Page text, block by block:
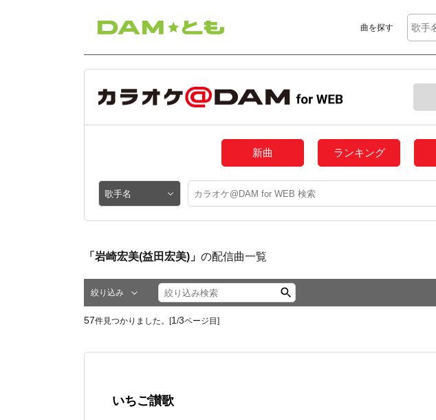
曲を探す
新曲 ランキング
「岩崎宏美(益田宏美)」 の配信曲一覧
絞り込み
57件見つかりました。[1 /3ページ目]
いちご讃歌